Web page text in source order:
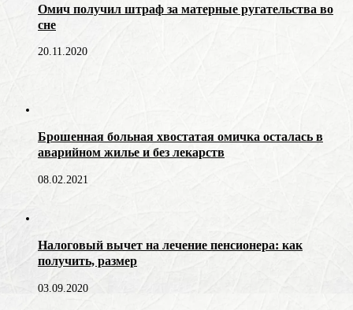
Омич получил штраф за матерные ругательства во
сне
20.11.2020
Брошенная больная хвостатая омичка осталась в
аварийном жилье и без лекарств
08.02.2021
Налоговый вычет на лечение пенсионера: как
получить, размер
03.09.2020